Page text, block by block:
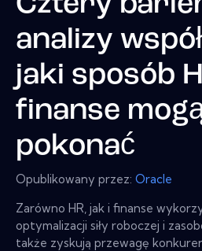
analizy
jaki sposób
finanse
pokonać
Opublikowany przez: Oracle
Zarówno HR, jak i finanse
optymalizacji siły roboczej i
także zyskują przewagę